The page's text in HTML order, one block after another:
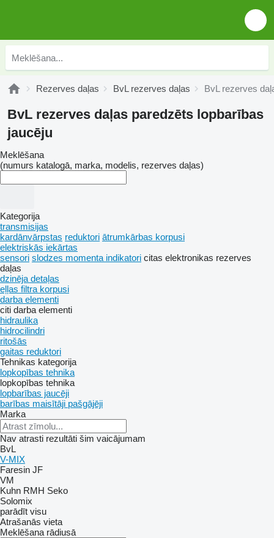
Rezerves daļas BvL rezerves daļas BvL rezerves
BvL rezerves daļas paredzēts lopbarības
jaucēju
Meklēšana
(numurs katalogā, marka, modelis, rezerves daļas)
Kategorija
transmisijas
kardānvārpstas reduktori ātrumkārbas korpusi
elektriskās iekārtas
sensori slodzes momenta indikatori citas elektronikas rezerves
daļas
dzinēja detaļas
eļļas filtra korpusi
darba elementi
citi darba elementi
hidraulika
hidrocilindri
ritošās
gaitas reduktori
Tehnikas kategorija
lopkopības tehnika
lopkopības tehnika
lopbarības jaucēji
barības maisītāji pašgājēji
Marka
Nav atrasti rezultāti šim vaicājumam
BvL
V-MIX
Faresin JF
VM
Kuhn RMH Seko
Solomix
parādīt visu
Atrašanās vieta
Meklēšana rādiusā